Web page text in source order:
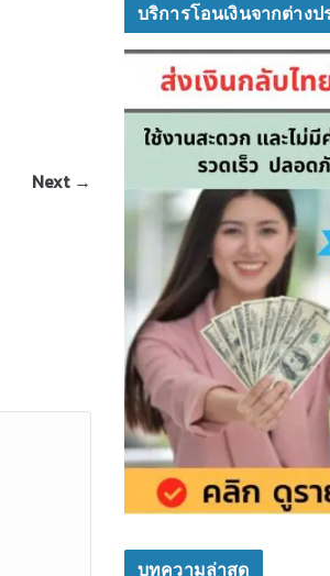
Next →
บริการโอนเงินจากต่างป
บทความล่าสุด